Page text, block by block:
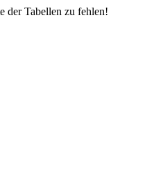
der Tabellen zu fehlen!